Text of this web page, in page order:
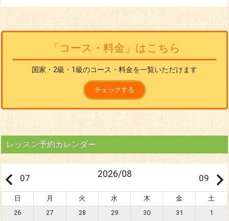
「コース・料金」はこちら
国家・2級・1級のコース・料金を一覧いただけます
チェックする
レッスン予約カレンダー
07 2026/08 09
日 月 火 水 木 金
土
26
27 28 29 30 31 1